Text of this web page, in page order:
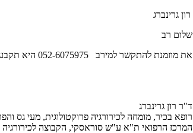
שלום רב
את מוזמנת להתקשר למירב 052-6075975 היא תקבע לך תור מתי שתרצי
ד"ר רון גרינברג
רופא בכיר, מומחה לכירורגיה פרוקטולוגית, מעי גס
המרכז הרפואי ת"א ע"ש סוראסקי, הקבוצה